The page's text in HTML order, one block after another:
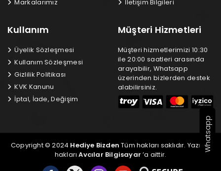
Markalarımız
İletişim Bilgileri
Kullanım
Üyelik Sözleşmesi
Kullanım Sözleşmesi
Gizlilik Politikası
KVK Kanunu
İptal, İade, Değişim
Müşteri Hizmetleri
Müşteri hizmetlerimizi 10:30
ile 20:00 saatleri arasında
arayabilir, Whatsapp
üzerinden bizlerden destek
alabilirsiniz.
Copyright © 2024 Hediye Bizden Tüm hakları saklıdır. Yazılım
haklarıAvcılar Bilgisayar ’a aittir.
Whatsapp